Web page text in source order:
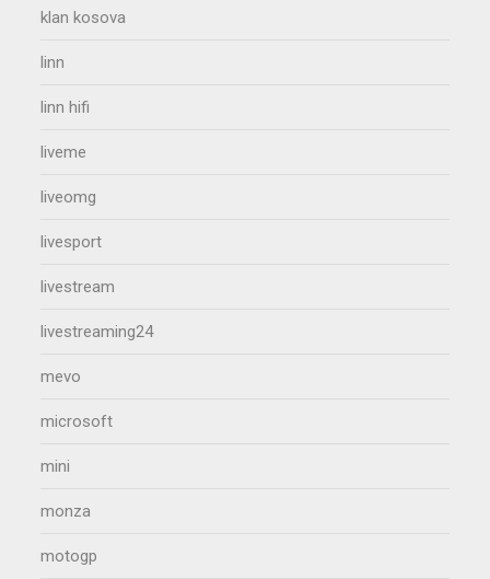
klan kosova
linn
linn hifi
liveme
liveomg
livesport
livestream
livestreaming24
mevo
microsoft
mini
monza
motogp